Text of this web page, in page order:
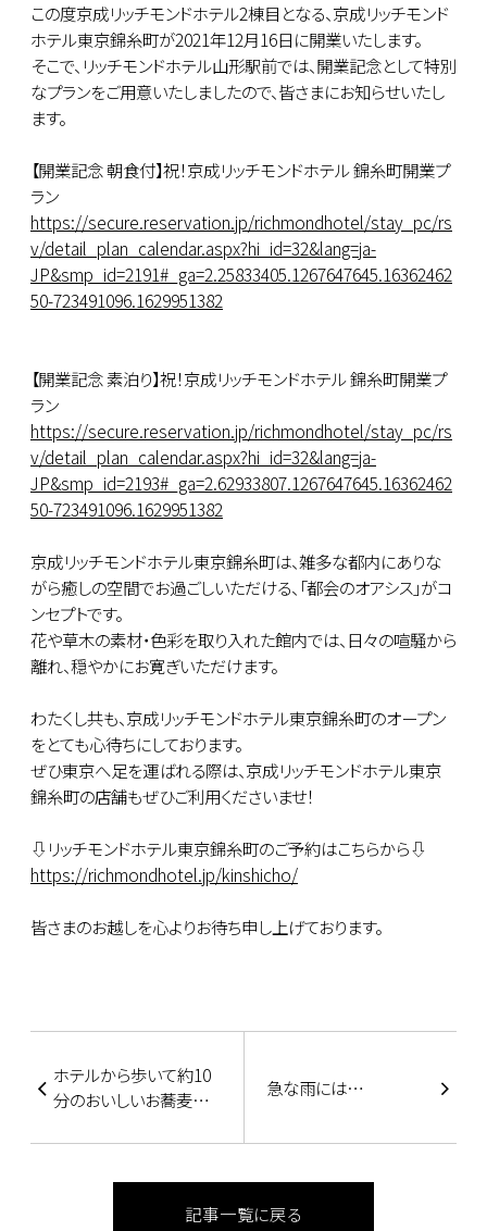
この度京成リッチモンドホテル2棟目となる、京成リッチモンド
ホテル東京錦糸町が2021年12月16日に開業いたします。
そこで、リッチモンドホテル山形駅前では、開業記念として特別
なプランをご用意いたしましたので、皆さまにお知らせいたし
ます。
【開業記念 朝食付】祝！京成リッチモンドホテル 錦糸町開業プ
ラン
https://secure.reservation.jp/richmondhotel/stay_pc/rs
v/detail_plan_calendar.aspx?hi_id=32&lang=ja-
JP&smp_id=2191#_ga=2.25833405.1267647645.16362462
50-723491096.1629951382
【開業記念 素泊り】祝！京成リッチモンドホテル 錦糸町開業プ
ラン
https://secure.reservation.jp/richmondhotel/stay_pc/rs
v/detail_plan_calendar.aspx?hi_id=32&lang=ja-
JP&smp_id=2193#_ga=2.62933807.1267647645.16362462
50-723491096.1629951382
京成リッチモンドホテル東京錦糸町は、雑多な都内にありな
がら癒しの空間でお過ごしいただける、「都会のオアシス」がコ
ンセプトです。
花や草木の素材・色彩を取り入れた館内では、日々の喧騒から
離れ、穏やかにお寛ぎいただけます。
わたくし共も、京成リッチモンドホテル東京錦糸町のオープン
をとても心待ちにしております。
ぜひ東京へ足を運ばれる際は、京成リッチモンドホテル東京
錦糸町の店舗もぜひご利用くださいませ！
⇩リッチモンドホテル東京錦糸町のご予約はこちらから⇩
https://richmondhotel.jp/kinshicho/
皆さまのお越しを心よりお待ち申し上げております。
ホテルから歩いて約10
分のおいしいお蕎麦屋
急な雨には…
記事一覧に戻る